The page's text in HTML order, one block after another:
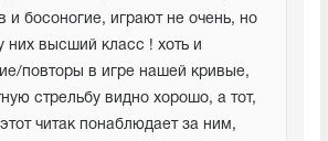
и босоногие, играют не очень, но
них высший класс ! хоть и
повторы в игре нашей кривые,
стрельбу видно хорошо, а тот,
читак понаблюдает за ним,